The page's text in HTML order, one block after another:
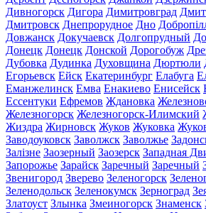
Дивногорск Дигора Димитровград
Дмитровск Днепрорудное Дно
Довжанск Докучаевск Долгопрудный
Донецк Донецк Донской Дорогобуж
Дубовка Дудинка Духовщина Дюртюли
Егорьевск Ейск Екатеринбург Елабуга
Еманжелинск Емва Енакиево Енисейск
Ессентуки Ефремов Ждановка
Железногорск Железногорск-Илимский
Жиздра Жирновск Жуков Жуковка
Заводоуковск Заволжск Заволжье
Залізне Заозерный Заозерск Западная
Запорожье Зарайск Заречный Заречный
Звенигород Зверево Зеленогорск
Зеленодольск Зеленокумск Зерноград
Златоуст Злынка Змеиногорск Знаменск